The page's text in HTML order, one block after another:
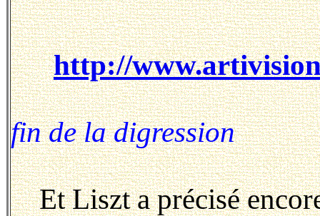
http://
fin de la digression
Et Liszt a précisé